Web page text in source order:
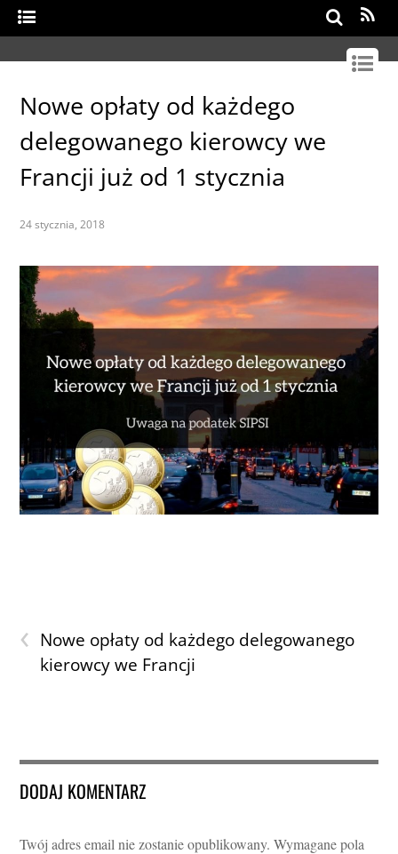
Nowe opłaty od każdego
delegowanego kierowcy we
Francji już od 1 stycznia
24 stycznia, 2018
‹ Nowe opłaty od każdego delegowanego
kierowcy we Francji
DODAJ KOMENTARZ
Twój adres email nie zostanie opublikowany. Wymagane pola